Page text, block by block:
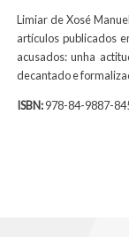
Limiar de Xosé
artículos publicados
acusados: unha
decantado e
ISBN:978-84-9887-